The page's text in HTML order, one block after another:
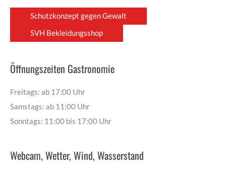
Schutzkonzept gegen Gewalt
SVH Bekleidungsshop
Öffnungszeiten Gastronomie
Freitags: ab 17:00 Uhr
Samstags: ab 11:00 Uhr
Sonntags: 11:00 bis 17:00 Uhr
Webcam, Wetter, Wind, Wasserstand